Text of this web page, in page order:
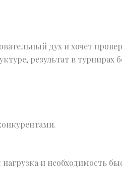
дух и хочет
результат в турнирах
и необходимость